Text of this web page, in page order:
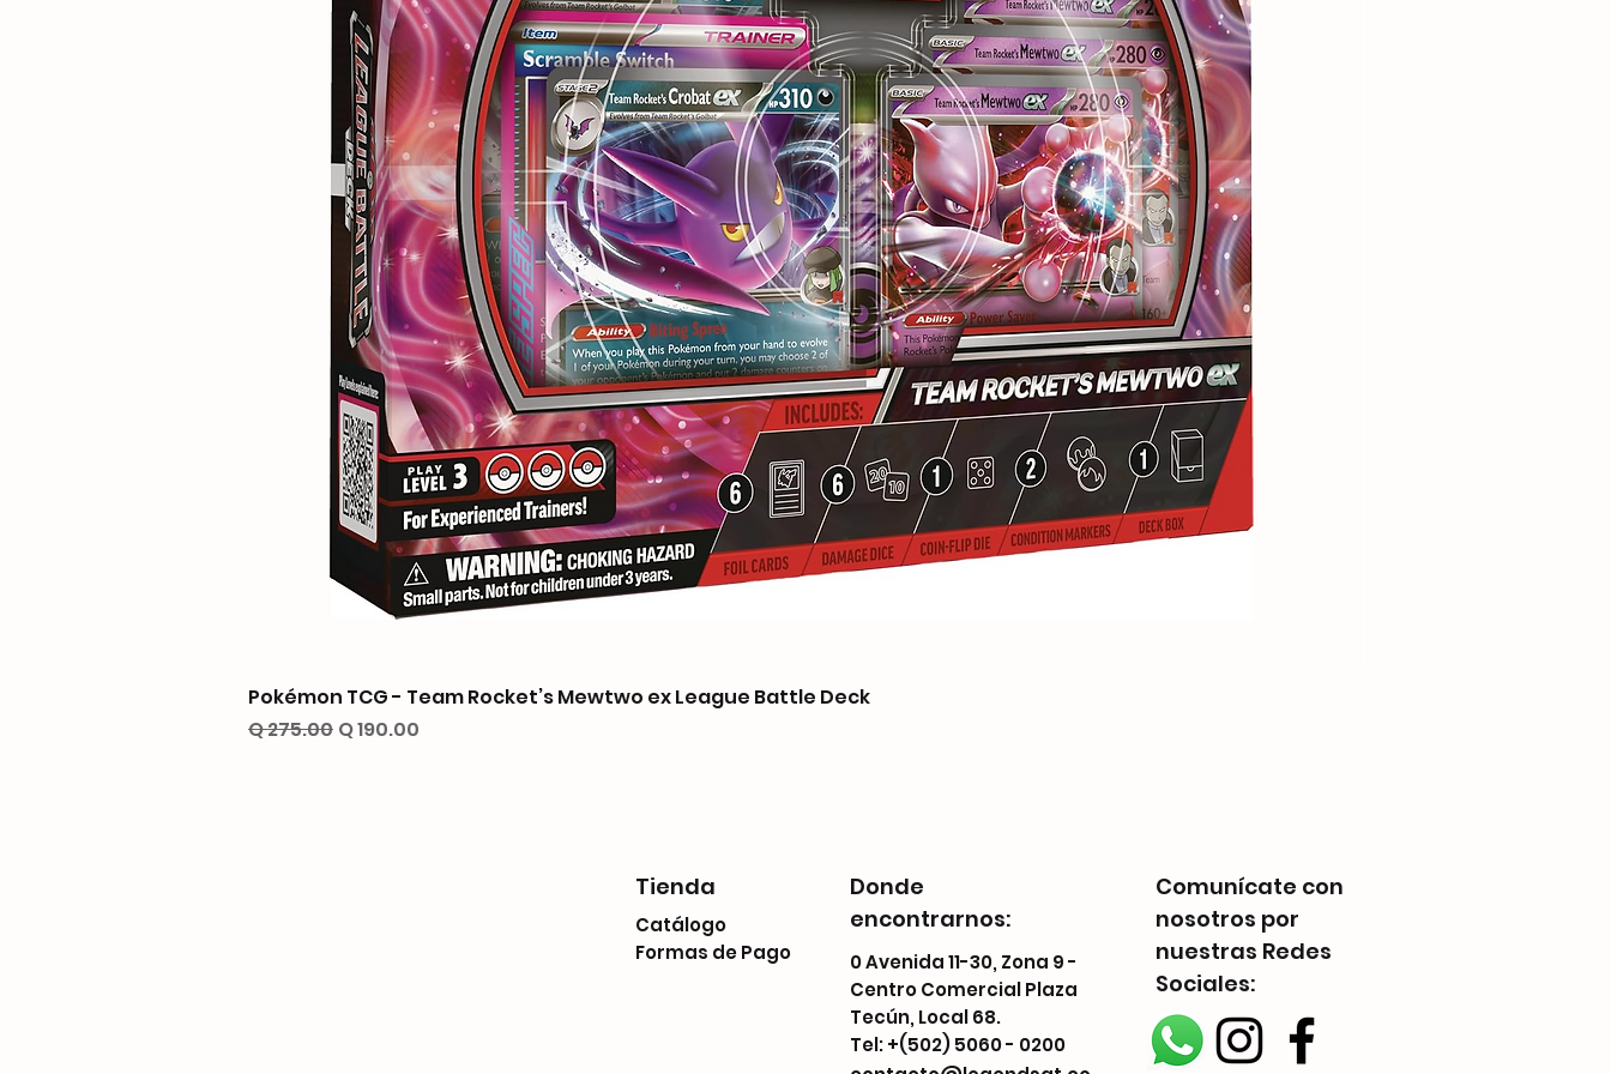
Pokémon TCG - Team Rocket’s Mewtwo ex League Battle Deck
Precio
Q 275.00 Precio de oferta
Q 190.00
Tienda
Catálogo
Formas de Pago
Donde
encontrarnos:
0 Avenida 11-30, Zona 9 -
Centro Comercial Plaza
Tecún, Local 68.
Tel: +(502) 5060 - 0200
Comunícate con
nosotros por
nuestras Redes
Sociales: